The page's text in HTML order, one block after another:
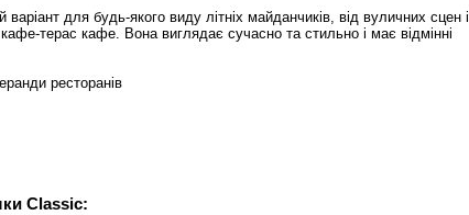
варіант для будь-якого виду літніх майданчиків, від вуличних сцен і
терас кафе. Вона виглядає сучасно та стильно і має відмінні
ресторанів
Сlassic: